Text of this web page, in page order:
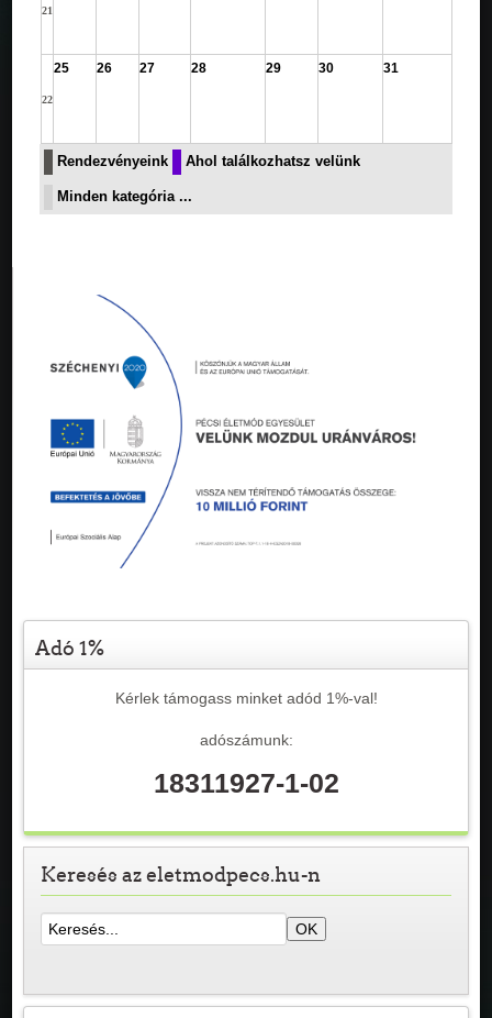
21
22
25 26 27 28 29 30 31
Rendezvényeink Ahol találkozhatsz velünk
Minden kategória ...
Adó 1%
Kérlek támogass minket adód 1%-val!
adószámunk:
18311927-1-02
Keresés az eletmodpecs.hu-n